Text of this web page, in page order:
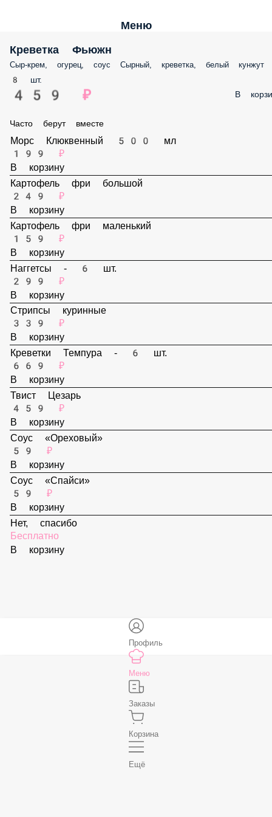
Меню
Креветка Фьюжн
Сыр-крем, огурец, соус Сырный, креветка, белый кунжут
8 шт.
459 ₽ В
Часто берут вместе
Морс Клюквенный 500 мл
199 ₽
В корзину
249 ₽
В корзину
Картофель фри маленький
159 ₽
В корзину
Наггетсы - 6 шт.
299 ₽
В корзину
Стрипсы куринные
339 ₽
В корзину
Креветки Темпура - 6 шт.
669 ₽
В корзину
Твист Цезарь
459 ₽
В корзину
Соус «Ореховый»
59 ₽